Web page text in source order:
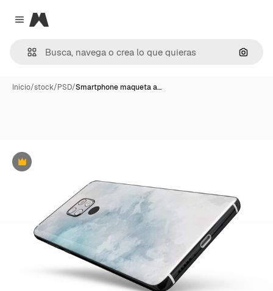
Close menu
Magnific
Inicio/stock/PSD/Smartphone maqueta a…
Premium